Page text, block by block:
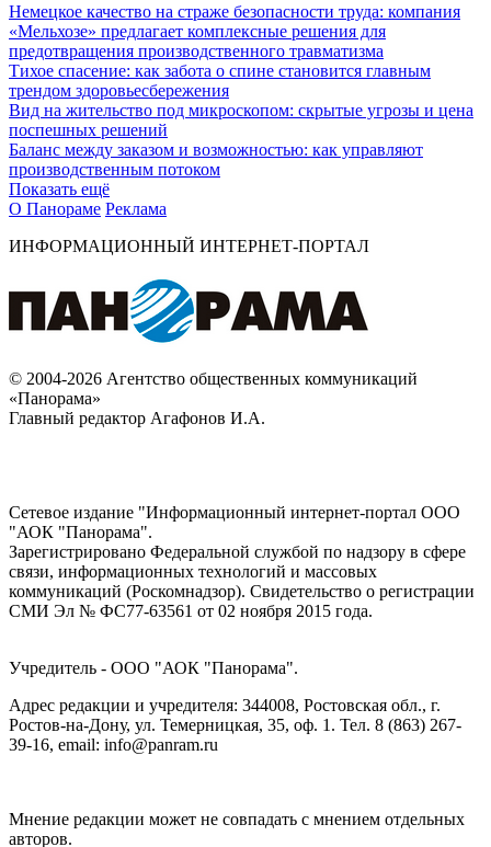
Немецкое качество на страже безопасности труда: компания
«Мельхозе» предлагает комплексные решения для
предотвращения производственного травматизма
Тихое спасение: как забота о спине становится главным
трендом здоровьесбережения
Вид на жительство под микроскопом: скрытые угрозы и цена
поспешных решений
Баланс между заказом и возможностью: как управляют
производственным потоком
Показать ещё
О Панораме Реклама
ИНФОРМАЦИОННЫЙ ИНТЕРНЕТ-ПОРТАЛ
© 2004-2026 Агентство общественных коммуникаций
«Панорама»
Главный редактор Агафонов И.А.
Сетевое издание "Информационный интернет-портал ООО
"АОК "Панорама".
Зарегистрировано Федеральной службой по надзору в сфере
связи, информационных технологий и массовых
коммуникаций (Роскомнадзор). Cвидетельство о регистрации
СМИ Эл № ФС77-63561 от 02 ноября 2015 года.
Учредитель - ООО "АОК "Панорама".
Адрес редакции и учредителя: 344008, Ростовская обл., г.
Ростов-на-Дону, ул. Темерницкая, 35, оф. 1. Тел. 8 (863) 267-
39-16, email: info@panram.ru
Мнение редакции может не совпадать с мнением отдельных
авторов.